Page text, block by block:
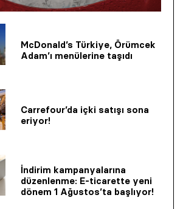
McDonald’s Türkiye, Örümcek
Adam’ı menülerine taşıdı
Carrefour’da içki satışı sona
eriyor!
İndirim kampanyalarına
düzenlenme: E-ticarette yeni
dönem 1 Ağustos’ta başlıyor!